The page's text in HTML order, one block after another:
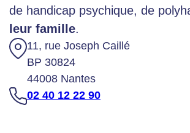
de handicap psychique, de
leur famille.
11, rue Joseph Caillé
BP 30824
44008 Nantes
02 40 12 22 90